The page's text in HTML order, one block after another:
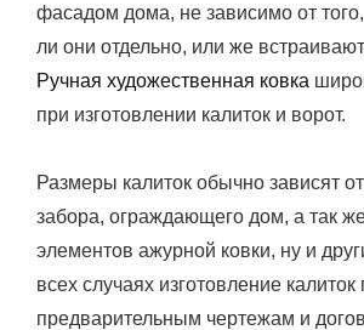
фасадом дома, не зависимо от
ли они отдельно, или же
Ручная художественная ковка
при изготовлении калиток и ворот.
Размеры калиток обычно зависят
забора, ограждающего дом, а так
элементов ажурной ковки, ну и
всех случаях изготовление
предварительным чертежам и